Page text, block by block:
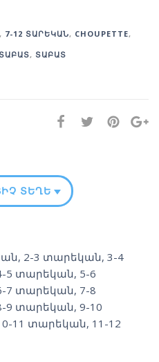
, 7-12 ՏԱՐԵԿԱՆ, CHOUPETTE,
, ՏԱԲԱՏ
ՏԵՂԵԿՈՒԹՅՈՒՆ
, 2-3 տարեկան, 3-4
5 տարեկան, 5-6
7 տարեկան, 7-8
9 տարեկան, 9-10
11 տարեկան, 11-12